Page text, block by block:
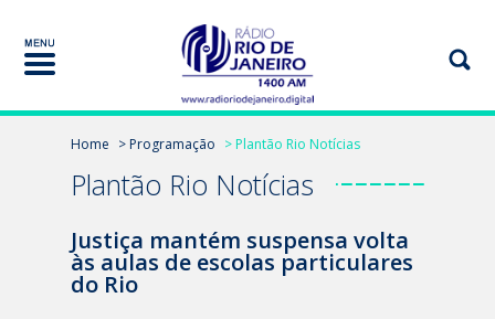
Home > Programação > Plantão Rio Notícias
Plantão Rio Notícias
Justiça mantém suspensa volta
às aulas de escolas particulares
do Rio